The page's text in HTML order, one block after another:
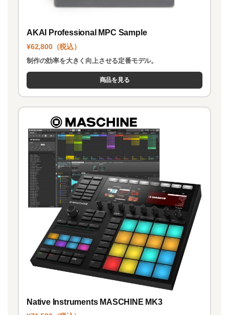
AKAI Professional MPC Sample
¥62,800（税込）
制作の効率を大きく向上させる定番モデル。
商品を見る
Native Instruments MASCHINE MK3